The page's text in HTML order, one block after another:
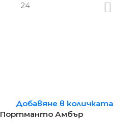
24
Добавяне в количката
Портманто Амбър